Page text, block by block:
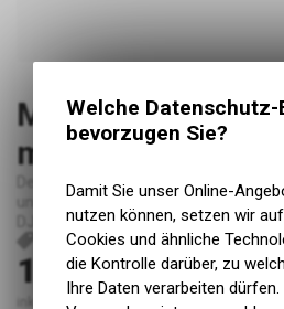
Megamo Reason
medium glanz
Der Essential-Kit beinhaltet:
und Kettenstreben perfekt passend
DJI Carbon.
149.00CHF
inkl. MwSt., zzgl. Versandkosten
Welche
bevorzugen Sie?
Damit Sie unser Online-
nutzen können, setzen wir
Cookies und ähnliche
die Kontrolle darüber, zu
Ihre Daten verarbeiten